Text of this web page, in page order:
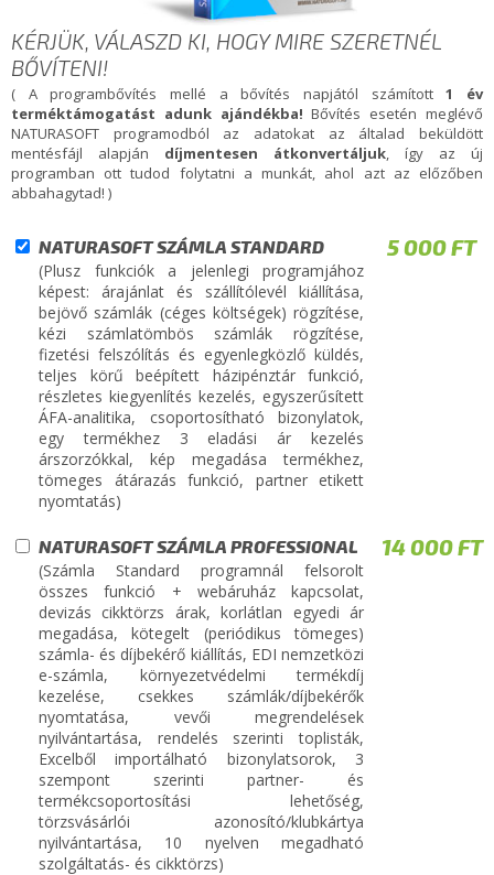
KÉRJÜK, VÁLASZD KI, HOGY MIRE SZERETNÉL
BŐVÍTENI!
( A programbővítés mellé a bővítés napjától számított1 év
terméktámogatást adunk ajándékba! Bővítés esetén meglévő
NATURASOFT programodból az adatokat az általad beküldött
mentésfájl alapján díjmentesen átkonvertáljuk, így az új
programban ott tudod folytatni a munkát, ahol azt az előzőben
abbahagytad! )
NATURASOFT SZÁMLA STANDARD 5 000 FT
(Plusz funkciók a jelenlegi programjához
képest: árajánlat és szállítólevél kiállítása,
bejövő számlák (céges költségek) rögzítése,
kézi számlatömbös számlák rögzítése,
fizetési felszólítás és egyenlegközlő küldés,
teljes körű beépített házipénztár funkció,
részletes kiegyenlítés kezelés, egyszerűsített
ÁFA-analitika, csoportosítható bizonylatok,
egy termékhez 3 eladási ár kezelés
árszorzókkal, kép megadása termékhez,
tömeges átárazás funkció, partner etikett
nyomtatás)
NATURASOFT SZÁMLA PROFESSIONAL 14 000 FT
(Számla Standard programnál felsorolt
összes funkció + webáruház kapcsolat,
devizás cikktörzs árak, korlátlan egyedi ár
megadása, kötegelt (periódikus tömeges)
számla- és díjbekérő kiállítás, EDI nemzetközi
e-számla, környezetvédelmi termékdíj
kezelése, csekkes számlák/díjbekérők
nyomtatása, vevői megrendelések
nyilvántartása, rendelés szerinti toplisták,
Excelből importálható bizonylatsorok, 3
szempont szerinti partner- és
termékcsoportosítási lehetőség,
törzsvásárlói azonosító/klubkártya
nyilvántartása, 10 nyelven megadható
szolgáltatás- és cikktörzs)